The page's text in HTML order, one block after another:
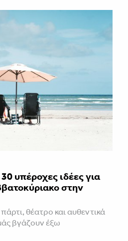
υπέροχες ιδέες για
στην
θέατρο και αυθεντικά
βγάζουν έξω